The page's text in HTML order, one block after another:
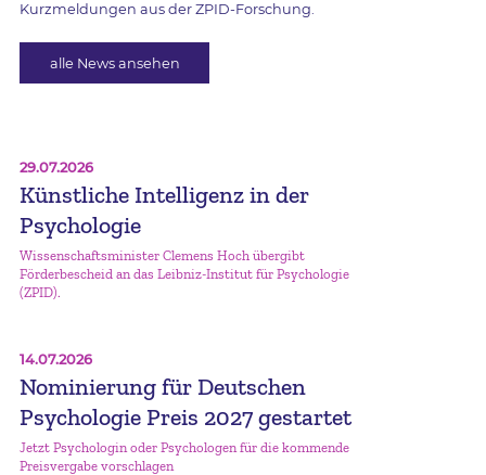
Kurzmeldungen aus der ZPID-Forschung.
alle News ansehen
29.07.2026
Künstliche Intelligenz in der
Psychologie
Wissenschaftsminister Clemens Hoch übergibt
Förderbescheid an das Leibniz-Institut für Psychologie
(ZPID).
14.07.2026
Nominierung für Deutschen
Psychologie Preis 2027 gestartet
Jetzt Psychologin oder Psychologen für die kommende
Preisvergabe vorschlagen